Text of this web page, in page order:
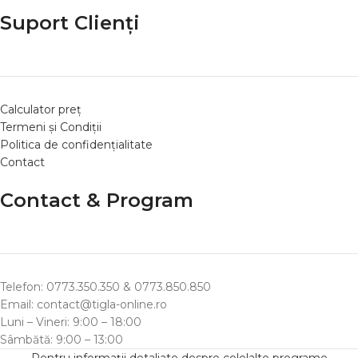
Suport Clienți
Calculator preț
Termeni și Condiții
Politica de confidențialitate
Contact
Contact & Program
Telefon: 0773.350.350 & 0773.850.850
Email: contact@tigla-online.ro
Luni – Vineri: 9:00 – 18:00
Sâmbătă: 9:00 – 13:00